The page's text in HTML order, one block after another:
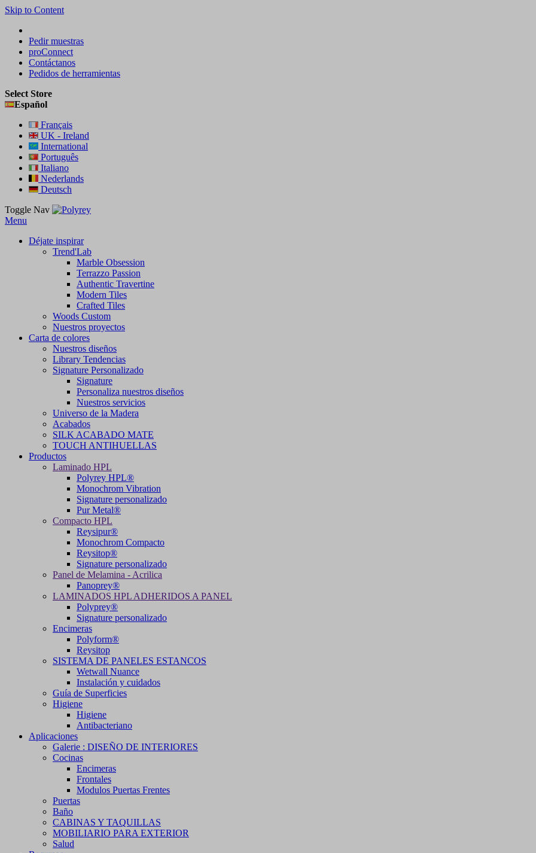
Skip to Content
Pedir muestras
proConnect
Contáctanos
Pedidos de herramientas
Select Store
Español
Français
UK - Ireland
International
Português
Italiano
Nederlands
Deutsch
Toggle Nav
Menu
Déjate inspirar
Trend'Lab
Marble Obsession
Terrazzo Passion
Authentic Travertine
Modern Tiles
Crafted Tiles
Woods Custom
Nuestros proyectos
Carta de colores
Nuestros diseños
Library Tendencias
Signature Personalizado
Signature
Personaliza nuestros diseños
Nuestros servicios
Universo de la Madera
Acabados
SILK ACABADO MATE
TOUCH ANTIHUELLAS
Productos
Laminado HPL
Polyrey HPL®
Monochrom Vibration
Signature personalizado
Pur Metal®
Compacto HPL
Reysipur®
Monochrom Compacto
Reysitop®
Signature personalizado
Panel de Melamina - Acrilica
Panoprey®
LAMINADOS HPL ADHERIDOS A PANEL
Polyprey®
Signature personalizado
Encimeras
Polyform®
Reysitop
SISTEMA DE PANELES ESTANCOS
Wetwall Nuance
Instalación y cuidados
Guía de Superficies
Higiene
Higiene
Antibacteriano
Aplicaciones
Galerie : DISEÑO DE INTERIORES
Cocinas
Encimeras
Frontales
Modulos Puertas Frentes
Puertas
Baño
CABINAS Y TAQUILLAS
MOBILIARIO PARA EXTERIOR
Salud